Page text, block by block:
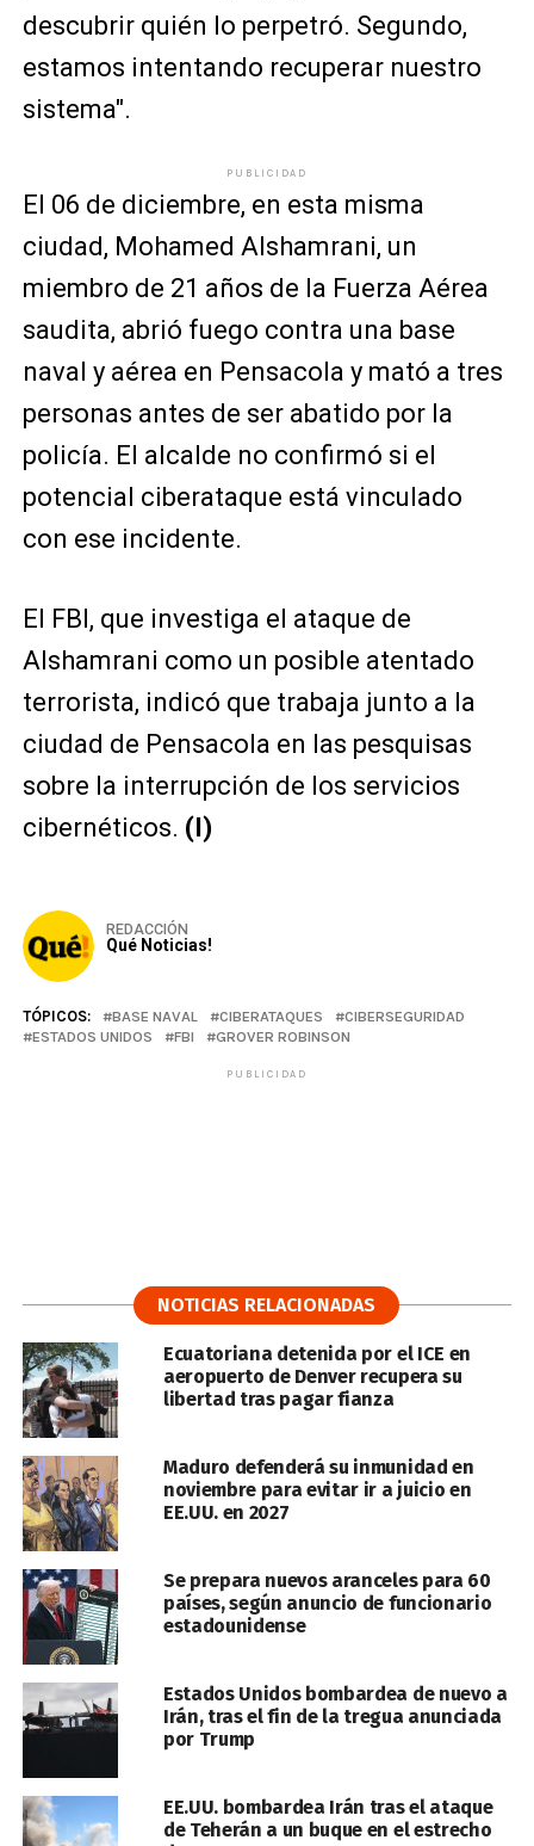
descubrir quién lo perpetró. Segundo,
estamos intentando recuperar nuestro
sistema".
PUBLICIDAD
El 06 de diciembre, en esta misma
ciudad, Mohamed Alshamrani, un
miembro de 21 años de la Fuerza Aérea
saudita, abrió fuego contra una base
naval y aérea en Pensacola y mató a tres
personas antes de ser abatido por la
policía. El alcalde no confirmó si el
potencial ciberataque está vinculado
con ese incidente.
El FBI, que investiga el ataque de
Alshamrani como un posible atentado
terrorista, indicó que trabaja junto a la
ciudad de Pensacola en las pesquisas
sobre la interrupción de los servicios
cibernéticos. (I)
REDACCIÓN
Qué Noticias!
TÓPICOS: BASE NAVAL CIBERATAQUES
CIBERSEGURIDAD
ESTADOS UNIDOS
FBI GROVER ROBINSON
PUBLICIDAD
NOTICIAS RELACIONADAS
Ecuatoriana detenida por el ICE en
aeropuerto de Denver recupera su
libertad tras pagar fianza
Maduro defenderá su inmunidad en
noviembre para evitar ir a juicio en
EE.UU. en 2027
Se prepara nuevos aranceles para 60
países, según anuncio de funcionario
estadounidense
Estados Unidos bombardea de nuevo a
Irán, tras el fin de la tregua anunciada
por Trump
EE.UU. bombardea Irán tras el ataque
de Teherán a un buque en el estrecho